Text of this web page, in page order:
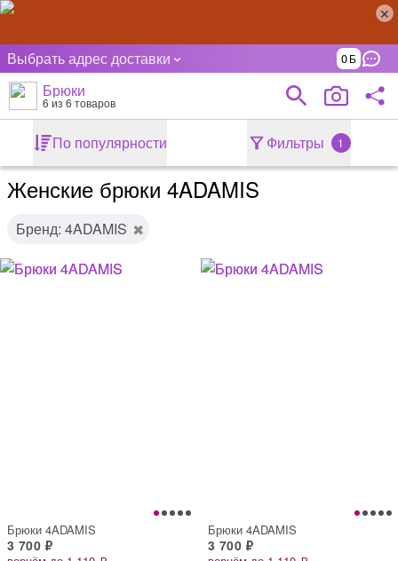
Выбрать адрес доставки 0
Брюки
6 из 6 товаров
По популярности Фильтры 1
Женские брюки 4ADAMIS
Бренд: 4ADAMIS
Брюки 4ADAMIS
3 700 ₽
Брюки 4ADAMIS
3 700 ₽